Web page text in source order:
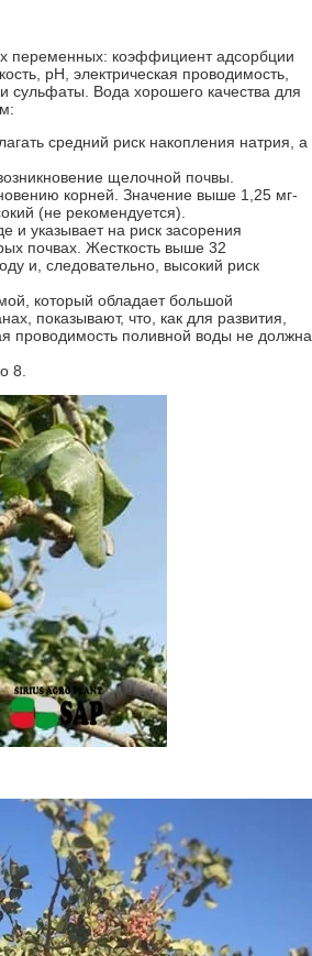
переменных: коэффициент адсорбции
pH, электрическая проводимость,
сульфаты. Вода хорошего качества для
средний риск накопления натрия, а
щелочной почвы.
корней. Значение выше 1,25 мг-
(не рекомендуется).
и указывает на риск засорения
почвах. Жесткость выше 32
и, следовательно, высокий риск
который обладает большой
показывают, что, как для развития,
проводимость поливной воды не должна
8.